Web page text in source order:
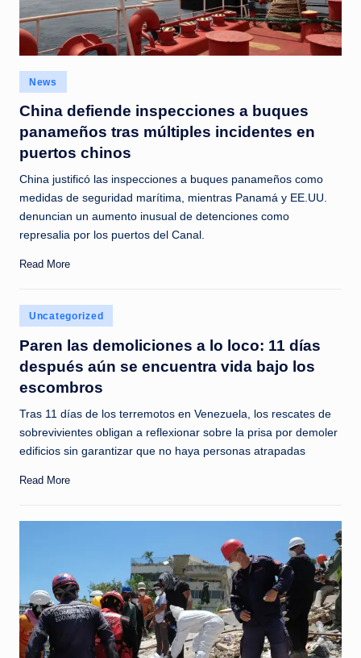
Posted
in
News
China defiende inspecciones a buques
panameños tras múltiples incidentes en
puertos chinos
China justificó las inspecciones a buques panameños como
medidas de seguridad marítima, mientras Panamá y EE.UU.
denuncian un aumento inusual de detenciones como
represalia por los puertos del Canal.
Read More
Posted
in
Uncategorized
Paren las demoliciones a lo loco: 11 días
después aún se encuentra vida bajo los
escombros
Tras 11 días de los terremotos en Venezuela, los rescates de
sobrevivientes obligan a reflexionar sobre la prisa por demoler
edificios sin garantizar que no haya personas atrapadas
Read More